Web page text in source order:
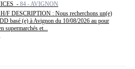
- 84 - AVIGNON
F DESCRIPTION : Nous recherchons un(e)
basé (e) à Avignon du 10/08/2026 au pour
supermarchés et...